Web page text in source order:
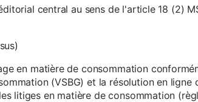
central au sens de l'article 18 (2)
en matière de consommation
(VSBG) et la résolution en
litiges en matière de consommation